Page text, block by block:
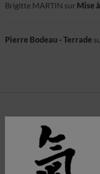
Brigitte MARTIN sur Mise
Pierre Bodeau - Terrade